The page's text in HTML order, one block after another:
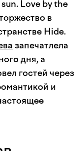
Love by the
в
Hide.
запечатлела
дня, а
гостей через
и